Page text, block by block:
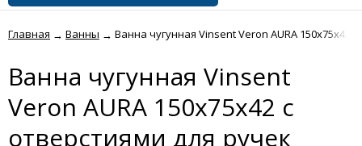
Главная → Ванны → Ванна чугунная Vinsent Veron AURA 150x75x42
Ванна чугунная Vinsent
Veron AURA 150x75x42 с
отверстиями для ручек